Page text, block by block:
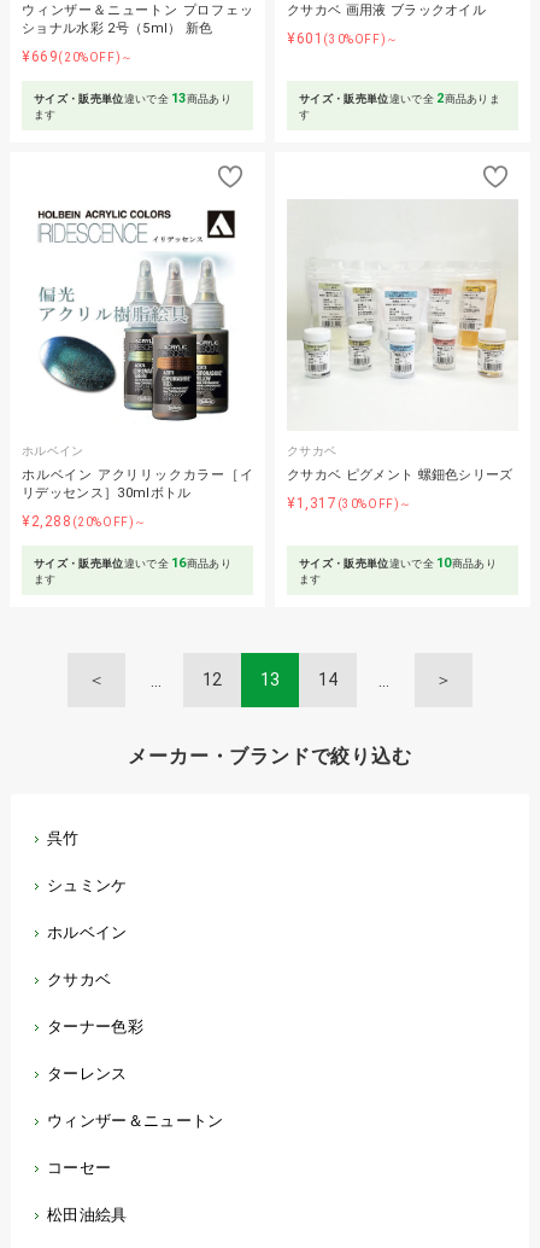
ウィンザー＆ニュートン プロフェッ
ショナル水彩 2号（5ml） 新色
¥669(20%OFF)～
サイズ・販売単位違いで全 13商品あり
ます
クサカベ 画用液 ブラックオイル
¥601 (30%OFF)～
サイズ・販売単位違いで全 2商品ありま
す
ホルベイン
ホルベイン アクリリックカラー［イ
リデッセンス］30mlボトル
¥2,288 (20%OFF)～
サイズ・販売単位違いで全 16商品あり
ます
クサカベ
クサカベ ピグメント 螺鈿色シリーズ
¥1,317 (30%OFF)～
サイズ・販売単位違いで全 10商品あり
ます
＜ 12 13 14 ＞
メーカー・ブランドで絞り込む
呉竹
シュミンケ
ホルベイン
クサカベ
ターナー色彩
ターレンス
ウィンザー＆ニュートン
コーセー
松田油絵具